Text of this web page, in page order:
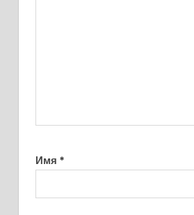
Имя *